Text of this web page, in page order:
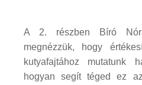
A 2. részben Bíró
megnézzük, hogy
kutyafajtához mutatunk
hogyan segít téged ez